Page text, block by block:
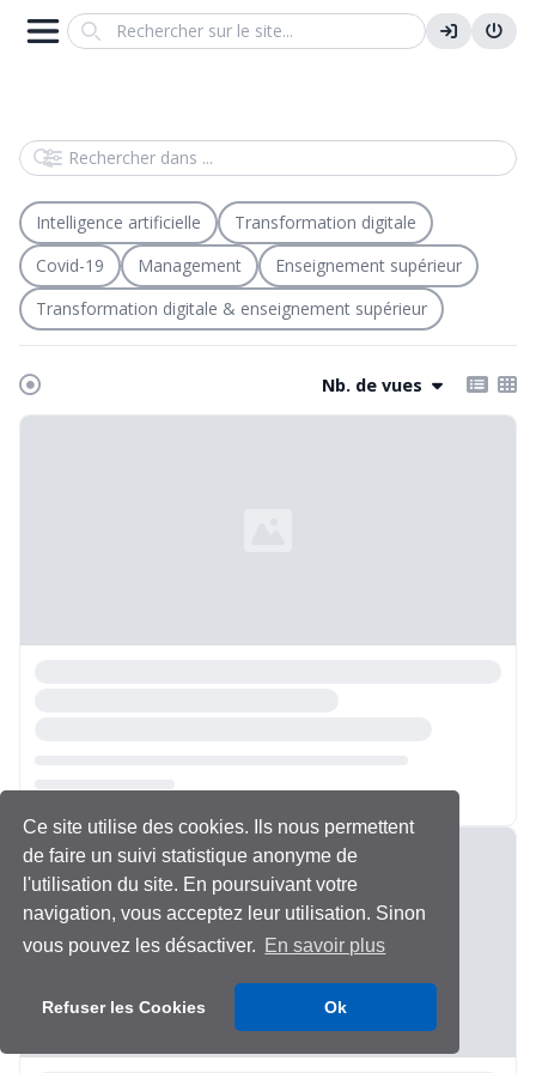
Ce site utilise des cookies. Ils nous permettent
de faire un suivi statistique anonyme de
l'utilisation du site. En poursuivant votre
navigation, vous acceptez leur utilisation. Sinon
vous pouvez les désactiver. En savoir plus
Refuser les Cookies Ok
Search
Rechercher dans
Intelligence artificielle
Transformation digitale
Covid-19
Management
Enseignement supérieur
Transformation digitale & enseignement supérieur
Nb. de vues
Chargement...